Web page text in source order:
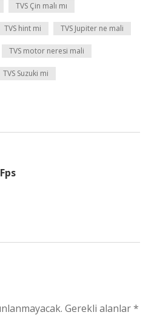
TVS Çin malı mı
TVS hint mi TVS Jupiter ne mali
TVS motor neresi mali
TVS Suzuki mi
Gerekli alanlar*